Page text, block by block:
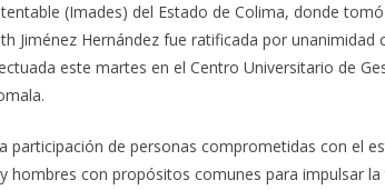
(Imades) del Estado de Colima, donde
Jiménez Hernández fue ratificada por
este martes en el Centro Universitario de
participación de personas comprometidas con el
hombres con propósitos comunes para impulsar